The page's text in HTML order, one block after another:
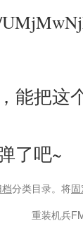
能把这
了吧~
分类目录。将
重装机兵